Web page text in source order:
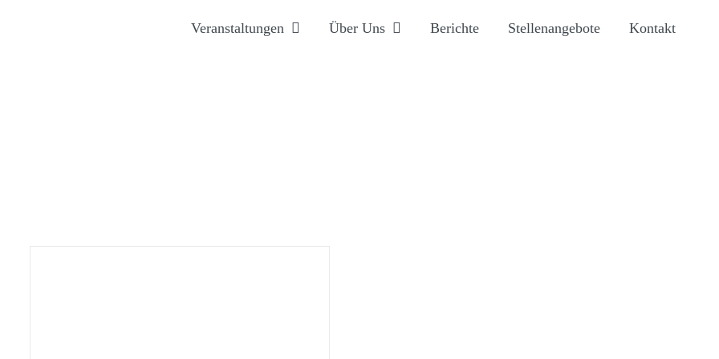
Veranstaltungen Über Uns Berichte Stellenangebote Kontakt